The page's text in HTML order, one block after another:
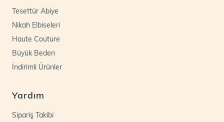
Tesettür Abiye
Nikah Elbiseleri
Haute Couture
Büyük Beden
İndirimli Ürünler
Yardım
Sipariş Takibi